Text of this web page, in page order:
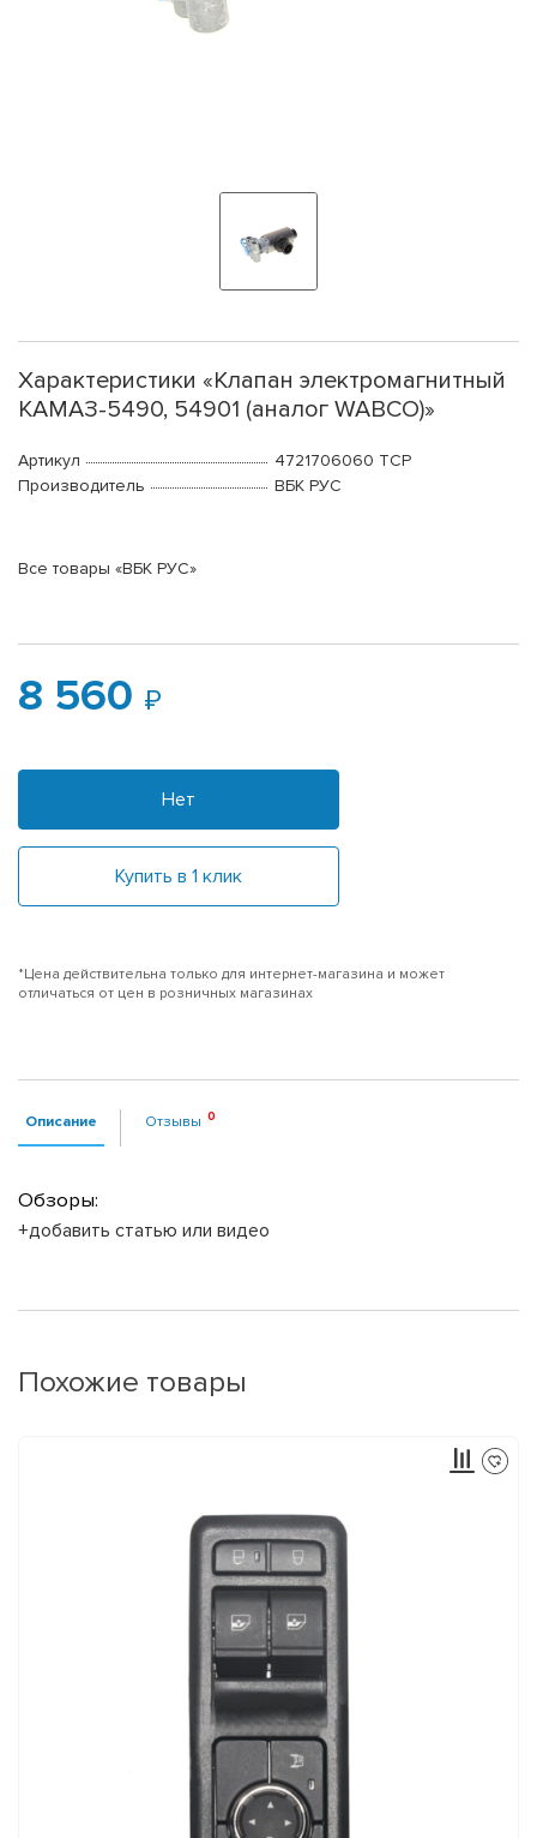
Характеристики «Клапан электромагнитный
КАМАЗ-5490, 54901 (аналог WABCO)»
Артикул
4721706060 ТСР
Производитель
ВБК РУС
Все товары «ВБК РУС»
8 560
Нет
Купить в 1 клик
*Цена действительна только для интернет-магазина и может
отличаться от цен в розничных магазинах
Описание Отзывы
Обзоры:
+добавить статью или видео
Похожие товары